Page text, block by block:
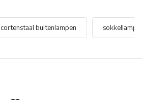
cortenstaal buitenlampen